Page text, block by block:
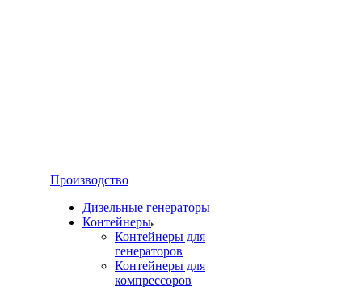
Производство
Дизельные генераторы
Контейнеры
Контейнеры для
генераторов
Контейнеры для
компрессоров